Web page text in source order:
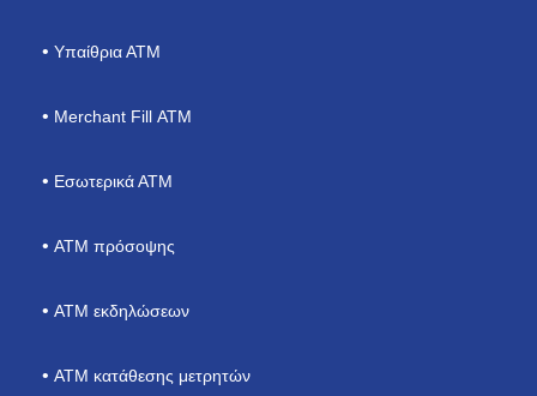
Υπαίθρια ΑΤΜ
Merchant Fill ΑΤΜ
Εσωτερικά ΑΤΜ
ΑΤΜ πρόσοψης
ATM εκδηλώσεων
ΑΤΜ κατάθεσης μετρητών